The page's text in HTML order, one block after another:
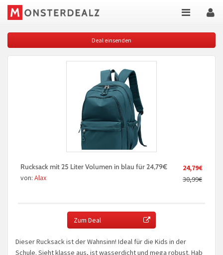
Deal einsenden
24,79€
30,99€
Rucksack mit 25 Liter Volumen in blau für 24,79€
von: Alax
Zum Deal
Dieser Rucksack ist der Wahnsinn! Ideal für die Kids in der
Schule. Sieht klasse aus, ist wasserdicht und mega robust. Hab